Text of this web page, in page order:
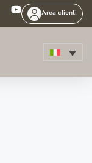
Area clienti